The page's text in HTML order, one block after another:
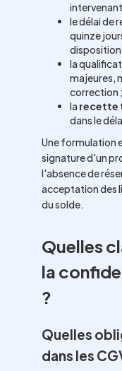
le délai de
quinze
la
majeures,
correction ;
la recette
dans le
Une formulation
signature d'un
l'absence de
acceptation des
du solde.
Quelles
la
?
Quelles
dans les